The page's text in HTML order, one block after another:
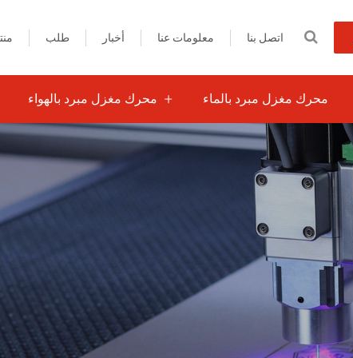
طلب أخبار معلومات عنا اتصل بنا
محرك مغزل مبرد بالهواء محرك مغزل مبرد بالماء